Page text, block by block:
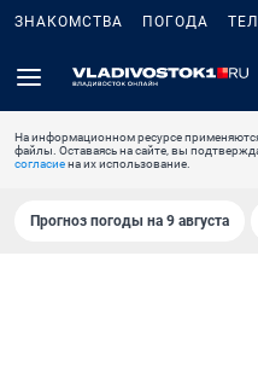
ЗНАКОМСТВА ПОГОДА
На информационном ресурсе
файлы. Оставаясь на сайте, вы
согласиена их использование.
Прогноз погоды на 9 августа